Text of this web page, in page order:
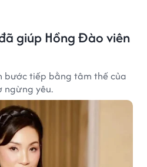
giúp Hồng Đào viên
bước tiếp bằng tâm thế của
ngừng yêu.